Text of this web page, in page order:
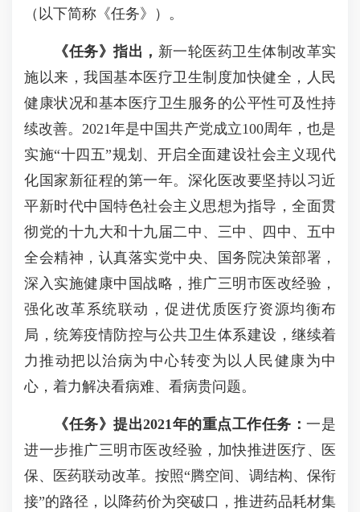
（以下简称《任务》）。
《任务》指出， 新一轮医药卫生体制改革实
施以来，我国基本医疗卫生制度加快健全，人民
健康状况和基本医疗卫生服务的公平性可及性持
续改善。2021年是中国共产党成立100周年，也是
实施“十四五”规划、开启全面建设社会主义现代
化国家新征程的第一年。深化医改要坚持以习近
平新时代中国特色社会主义思想为指导，全面贯
彻党的十九大和十九届二中、三中、四中、五中
全会精神，认真落实党中央、国务院决策部署，
深入实施健康中国战略，推广三明市医改经验，
强化改革系统联动，促进优质医疗资源均衡布
局，统筹疫情防控与公共卫生体系建设，继续着
力推动把以治病为中心转变为以人民健康为中
心，着力解决看病难、看病贵问题。
《任务》提出2021年的重点工作任务：一是
进一步推广三明市医改经验，加快推进医疗、医
保、医药联动改革。按照“腾空间、调结构、保衔
接”的路径，以降药价为突破口，推进药品耗材集